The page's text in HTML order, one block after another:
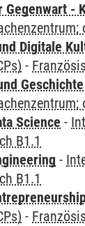
-
Digitale
-
Science -
B1.1
-
B1.1
-